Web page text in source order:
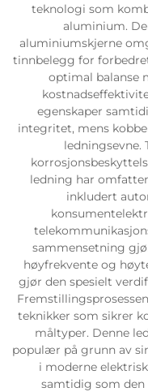
teknologi som
aluminium.
aluminiumskjerne
tinnbelegg for
optimal balanse
egenskaper
integritet, mens
ledningsevne.
ledning har
inkludert
sammensetning
høyfrekvente og
gjør den spesielt
teknikker som sikrer
måltyper. Denne
populær på grunn av
i moderne
samtidig som